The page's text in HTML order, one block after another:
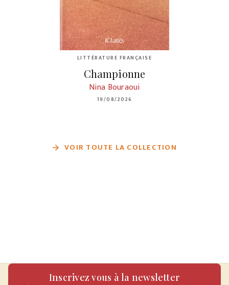
LITTÉRATURE FRANÇAISE
Championne
Nina Bouraoui
19/08/2026
arrow_forward VOIR TOUTE LA COLLECTION
Inscrivez vous à la newsletter